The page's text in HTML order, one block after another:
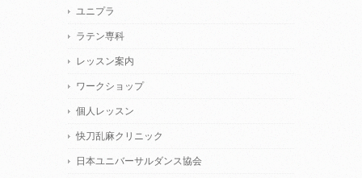
ユニプラ
ラテン専科
レッスン案内
ワークショップ
個人レッスン
快刀乱麻クリニック
日本ユニバーサルダンス協会